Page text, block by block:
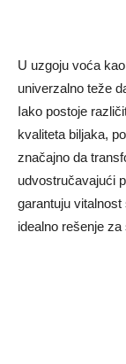
U uzgoju voća
univerzalno teže
Iako postoje
kvaliteta biljaka,
značajno da
udvostručavajući
garantuju
idealno rešenje